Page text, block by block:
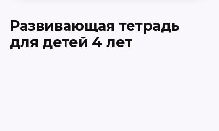
Развивающая тетрадь
для детей 4 лет